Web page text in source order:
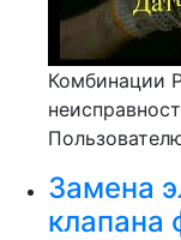
Комбинации
Замена
клапана